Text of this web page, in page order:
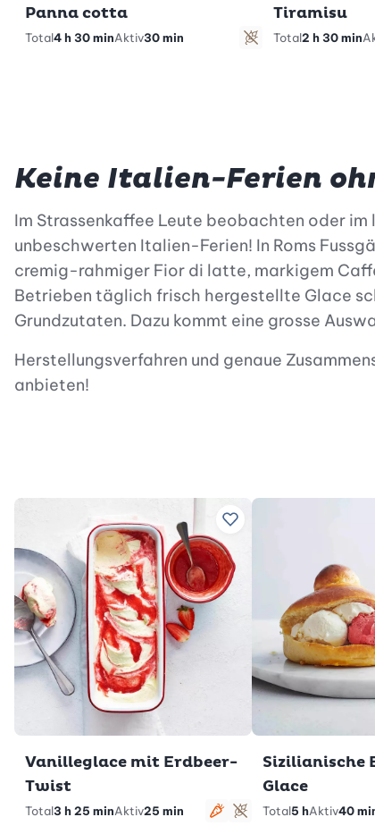
Panna cotta
Total4 h 30 minAktiv30 min
glutenfrei
Tiramisu
Total2 h 30 min
Keine Italien-Ferien
Im Strassenkaffee Leute beobachten oder
unbeschwerten Italien-Ferien! In Roms
cremig-rahmiger Fior di latte, markigem
Betrieben täglich frisch hergestellte Glace
Grundzutaten. Dazu kommt eine grosse
Herstellungsverfahren und genaue
anbieten!
Zu Lieblingsrezepten
Vanilleglace mit Erdbeer-
Twist
Total3 h 25 minAktiv25 min
vegetarisch
glutenfrei
Sizilianische
Glace
Total5 hAktiv40